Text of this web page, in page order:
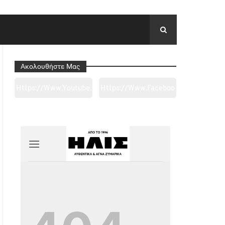
Ακολουθήστε Μας
2ge3sheyTkgpAkeBan
Ref=pages_you_mana